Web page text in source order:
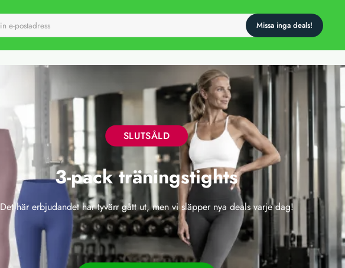
SLUTSÅLD
3-pack träningstights
Det här erbjudandet har tyvärr gått ut, men vi släpper nya deals varje dag!